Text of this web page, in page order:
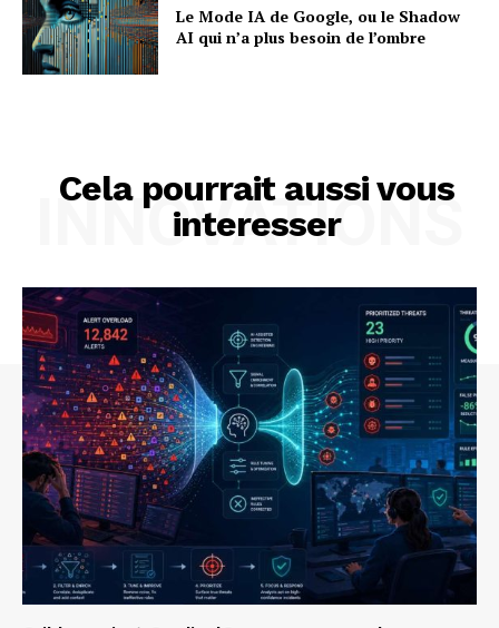
Le Mode IA de Google, ou le Shadow
AI qui n’a plus besoin de l’ombre
Cela pourrait aussi vous
interesser
INNOVATIONS